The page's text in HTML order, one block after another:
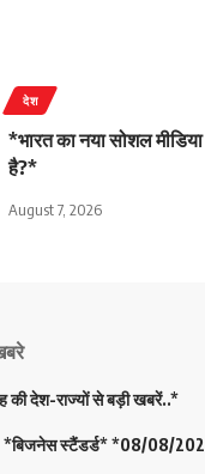
देश
*भारत का नया सोशल
है?*
August 7, 2026
की देश-राज्यों से बड़ी खबरें..*
*बिजनेस स्टैंडर्ड* *08/08/